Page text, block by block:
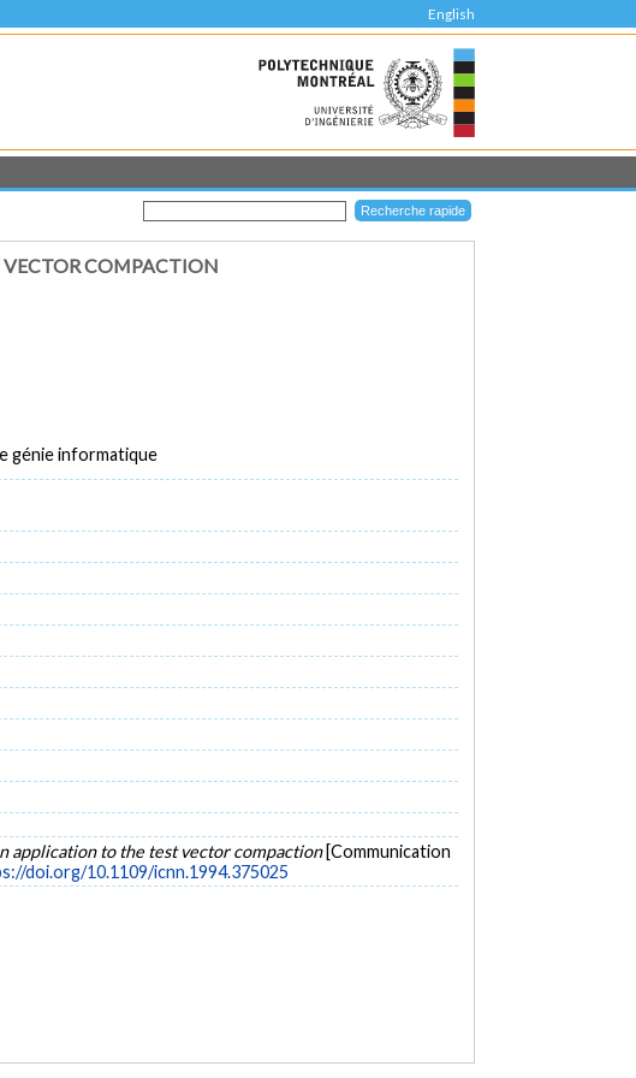
English
VECTOR COMPACTION
génie informatique
application to the test vector compaction [Communication
doi.org/10.1109/icnn.1994.375025